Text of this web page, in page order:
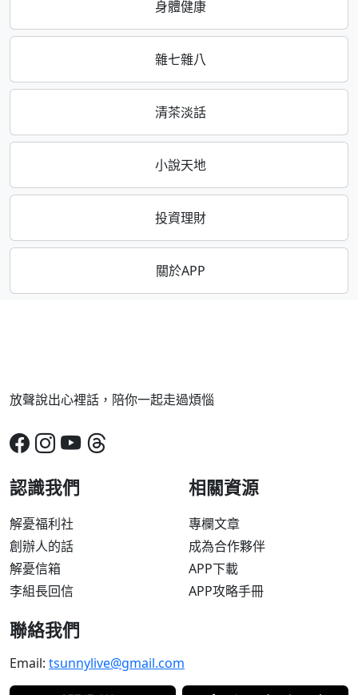
身體健康
雜七雜八
清茶淡話
小說天地
投資理財
關於APP
放聲說出心裡話，陪你一起走過煩惱
認識我們
解憂福利社
創辦人的話
解憂信箱
李組長回信
相關資源
專欄文章
成為合作夥伴
APP下載
APP攻略手冊
聯絡我們
Email: tsunnylive@gmail.com